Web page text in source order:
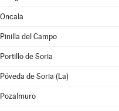
Oncala
Pinilla del Campo
Portillo de Soria
Póveda de Soria (La)
Pozalmuro